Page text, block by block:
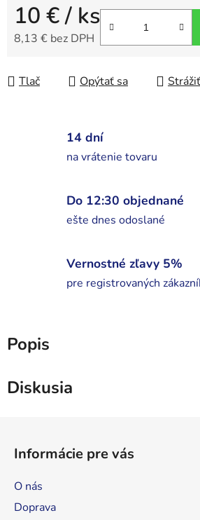
10 €/ ks
8,13 € bez DPH
Tlač Opýtať sa Strážiť
14 dní
na vrátenie tovaru
Do 12:30 objednané
ešte dnes odoslané
Vernostné zľavy 5%
pre registrovaných
Popis
Diskusia
Informácie pre vás
O nás
Doprava